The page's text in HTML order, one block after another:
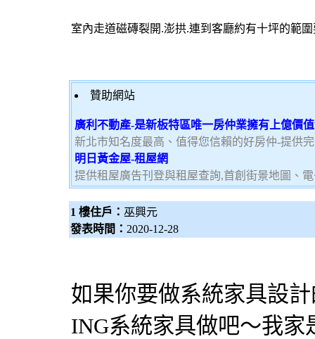
室內走道磁磚裂開.澎拱.連到客廳約有十坪的範
贊助網站
廣利不動產-是新板特區唯一房仲業擁有上億價
新北市知名度最高、值得您信賴的好房仲-提供
明日黃金屋-租屋網
提供租屋廣告刊登與租屋查詢,首創街景地圖、
1 樓住戶： 巫興元
發表時間： 2020-12-28
如果你要做系統家具設
ING系統家具做吧～我家